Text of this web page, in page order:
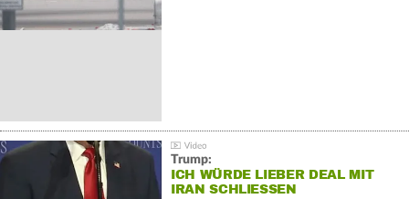
Trump:
ICH WÜRDE LIEBER DEAL MIT
IRAN SCHLIESSEN